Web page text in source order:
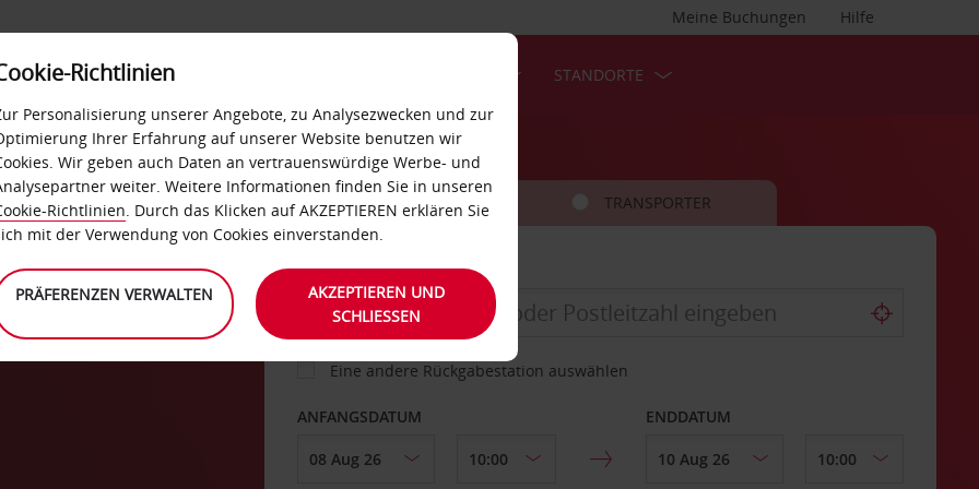
Hilfe
Meine Buchungen
SELF-SERVICES STANDORTE
FAHRZEUG TRANSPORTER
ABHOLEN VON
Eine andere Rückgabestation auswählen
ANFANGSDATUM ENDDATUM
Richtlinien
Personalisierung unserer Angebote, zu Analysezwecken und zur
Ihrer Erfahrung auf unserer Website benutzen wir
Wir geben auch Daten an vertrauenswürdige Werbe- und
weiter. Weitere Informationen finden Sie in unseren
Richtlinien. Durch das Klicken auf AKZEPTIEREN erklären Sie
mit der Verwendung von Cookies einverstanden.
PRÄFERENZEN VERWALTEN
AKZEPTIEREN UND
SCHLIESSEN